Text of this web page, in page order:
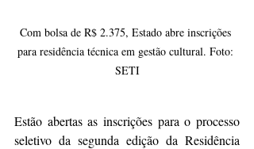
Com bolsa de R$ 2.375, Estado abre inscrições
para residência técnica em gestão cultural. Foto:
SETI
Estão abertas as inscrições para o processo
seletivo da segunda edição da Residência